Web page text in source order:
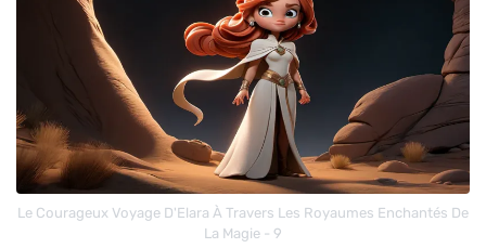
Le Courageux Voyage D'Elara À Travers Les Royaumes Enchantés De
La Magie - 9